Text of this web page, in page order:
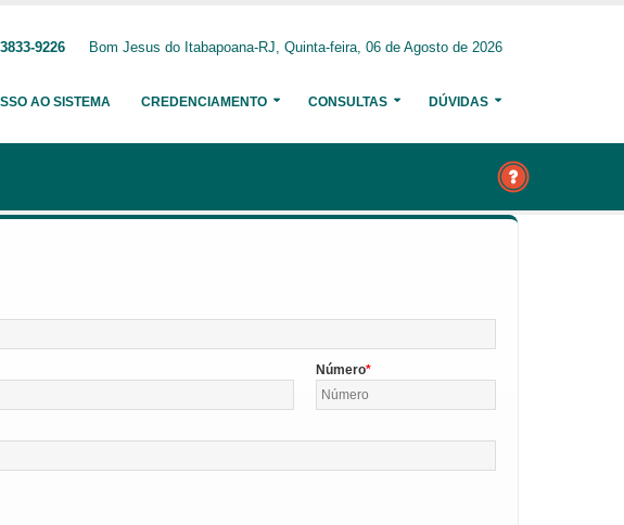
9226 Bom Jesus do Itabapoana-RJ, Quinta-feira, 06 de Agosto de 2026
AO SISTEMA CREDENCIAMENTO CONSULTAS DÚVIDAS
Número